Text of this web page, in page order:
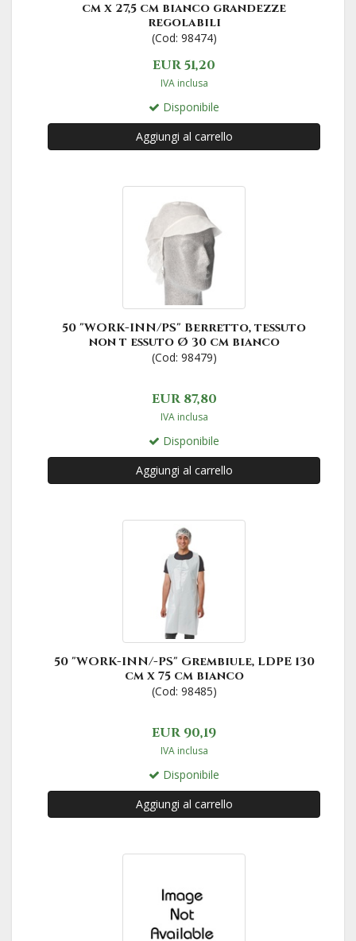
cm x 27,5 cm bianco grandezze
regolabili
(Cod: 98474)
EUR 51,20
IVA inclusa
Disponibile
Aggiungi al carrello
50 "WORK-INN/PS" Berretto, tessuto
non t essuto Ø 30 cm bianco
(Cod: 98479)
EUR 87,80
IVA inclusa
Disponibile
Aggiungi al carrello
50 "WORK-INN/-PS" Grembiule, LDPE 130
cm x 75 cm bianco
(Cod: 98485)
EUR 90,19
IVA inclusa
Disponibile
Aggiungi al carrello